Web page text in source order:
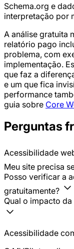
Schema.org e
interpretação por
A análise gratuita
relatório pago
problema, com
implementação.
que faz a
e um que fica
performance
guia sobre Core
Perguntas
Acessibilidade
Meu site precisa
Posso verificar a
gratuitamente?
Qual o impacto
Acessibilidade